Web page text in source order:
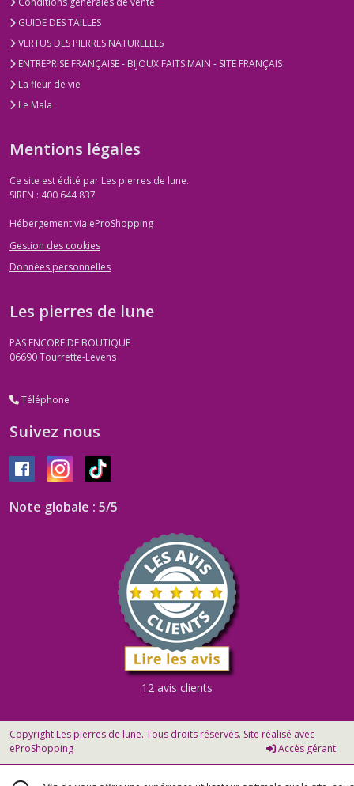
GUIDE DES TAILLES
VERTUS DES PIERRES NATURELLES
ENTREPRISE FRANÇAISE - BIJOUX FAITS MAIN - SITE FRANÇAIS
La fleur de vie
Le Mala
Mentions légales
Ce site est édité par Les pierres de lune.
SIREN : 400 644 837
Hébergement via eProShopping
Gestion des cookies
Données personnelles
Les pierres de lune
PAS ENCORE DE BOUTIQUE
06690Tourrette-Levens
Téléphone
Suivez nous
Note globale : 5/5
12 avis clients
Copyright Les pierres de lune. Tous droits réservés. Site réalisé avec
eProShopping
Accès gérant